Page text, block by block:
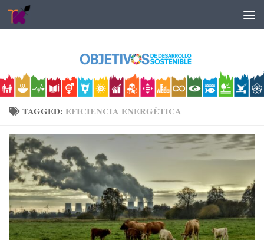
Skip to content
TAGGED: EFICIENCIA ENERGÉTICA